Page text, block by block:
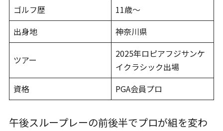
ゴルフ歴
11歳～
出身地
神奈川県
ツアー
2025年ロピアフジサンケ
イクラシック出場
資格
PGA会員プロ
午後スループレーの前後半でプロが組を変わ